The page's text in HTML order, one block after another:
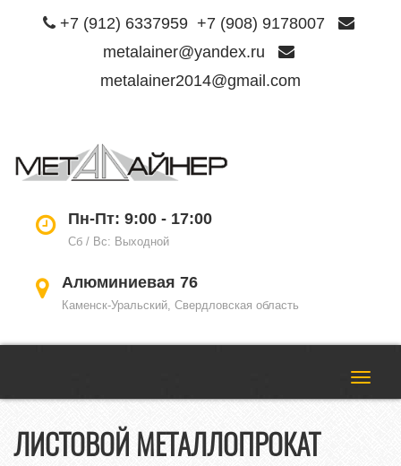
+7 (912) 6337959 +7 (908) 9178007
metalainer@yandex.ru
metalainer2014@gmail.com
Пн-Пт: 9:00 - 17:00
Сб / Вс: Выходной
Алюминиевая 76
Каменск-Уральский, Свердловская область
ЛИСТОВОЙ МЕТАЛЛОПРОКАТ